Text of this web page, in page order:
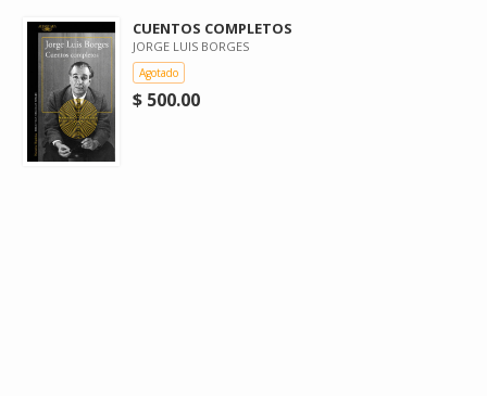
CUENTOS COMPLETOS
JORGE LUIS BORGES
Agotado
$ 500.00